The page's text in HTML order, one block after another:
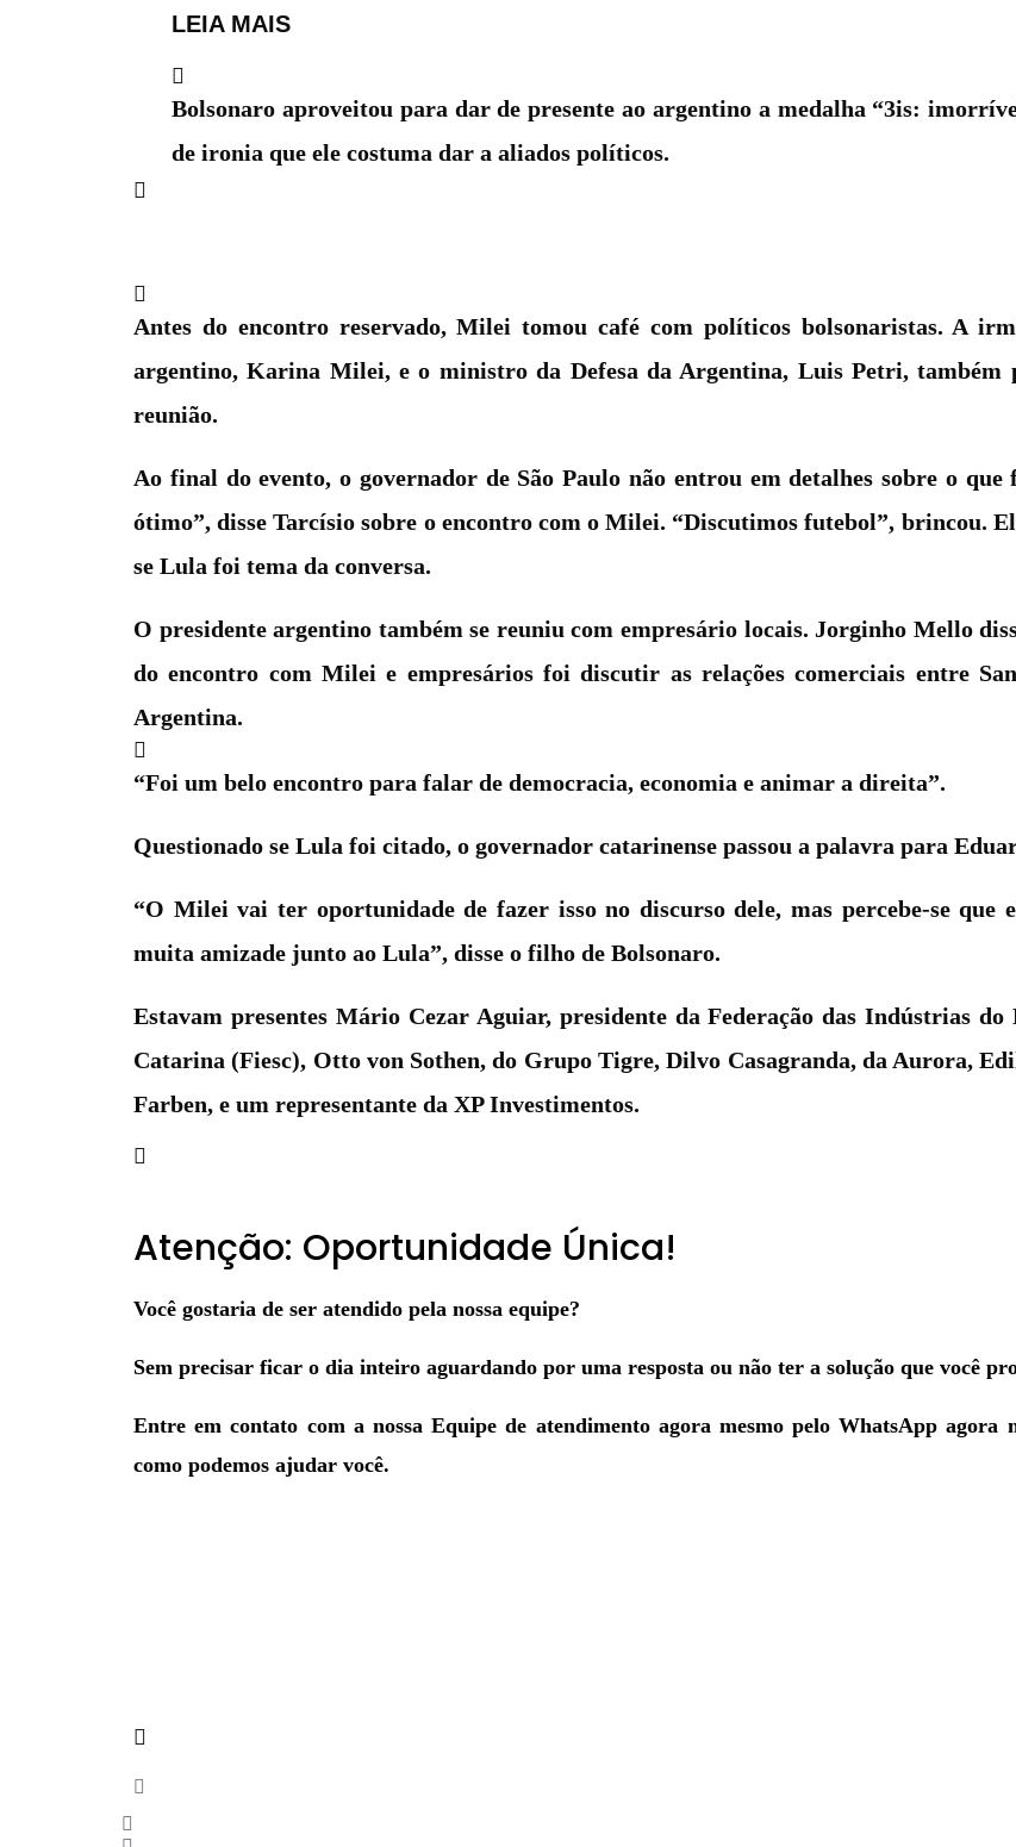
LEIA MAIS
Bolsonaro aproveitou para dar de presente ao argentino a medalha “3is:
de ironia que ele costuma dar a aliados políticos.
Antes do encontro reservado, Milei tomou café com políticos bolsonaristas. A
argentino, Karina Milei, e o ministro da Defesa da Argentina, Luis Petri, também
reunião.
Ao final do evento, o governador de São Paulo não entrou em detalhes sobre o
ótimo”, disse Tarcísio sobre o encontro com o Milei. “Discutimos futebol”, brincou.
se Lula foi tema da conversa.
O presidente argentino também se reuniu com empresário locais. Jorginho Mello
do encontro com Milei e empresários foi discutir as relações comerciais entre
Argentina.
“Foi um belo encontro para falar de democracia, economia e animar a direita”.
Questionado se Lula foi citado, o governador catarinense passou a palavra para
“O Milei vai ter oportunidade de fazer isso no discurso dele, mas percebe-se que
muita amizade junto ao Lula”, disse o filho de Bolsonaro.
Estavam presentes Mário Cezar Aguiar, presidente da Federação das Indústrias do
Catarina (Fiesc), Otto von Sothen, do Grupo Tigre, Dilvo Casagranda, da Aurora,
Farben, e um representante da XP Investimentos.
Atenção: Oportunidade Única!
Você gostaria de ser atendido pela nossa equipe?
Sem precisar ficar o dia inteiro aguardando por uma resposta ou não ter a solução que você
Entre em contato com a nossa Equipe de atendimento agora mesmo pelo WhatsApp agora
como podemos ajudar você.